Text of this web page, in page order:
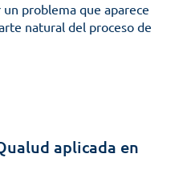
problema que aparece
natural del proceso de
aplicada en